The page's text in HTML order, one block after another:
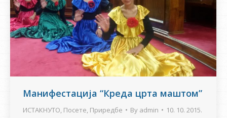
Манифестација “Креда црта маштом”
ИСТАКНУТО, Посете, Приредбе By admin 10. 10. 2015.